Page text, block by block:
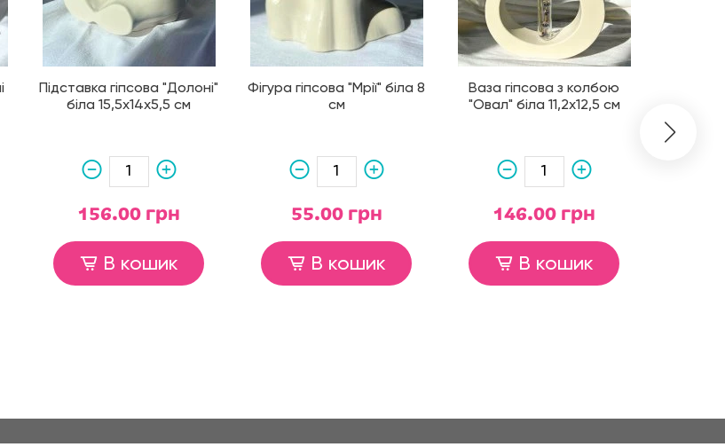
Підставка гіпсова "Долоні"
біла 15,5х14х5,5 см
156.00 грн
В кошик
Фігура гіпсова "Мрії" біла 8
см
55.00 грн
В кошик
Ваза гіпсова з колбою
"Овал" біла 11,2х12,5 см
146.00 грн
В кошик